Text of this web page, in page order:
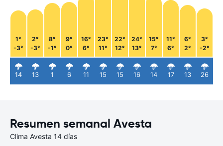
1°
-3°
14
2°
-3°
13
8°
-1°
1
9°
0°
6
16°
6°
11
23°
11°
15
22°
12°
15
24°
13°
16
15°
7°
14
11°
6°
17
6°
2°
13
3°
-2°
26
Resumen semanal Avesta
Clima Avesta 14 días